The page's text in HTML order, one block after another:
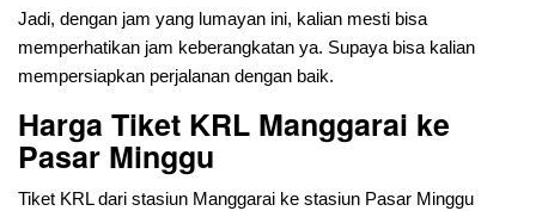
Jadi, dengan jam yang lumayan ini, kalian mesti bisa
memperhatikan jam keberangkatan ya. Supaya bisa kalian
mempersiapkan perjalanan dengan baik.
Harga Tiket KRL Manggarai ke
Pasar Minggu
Tiket KRL dari stasiun Manggarai ke stasiun Pasar Minggu